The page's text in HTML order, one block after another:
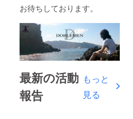
お待ちしております。
最新の活動
報告
もっと
見る